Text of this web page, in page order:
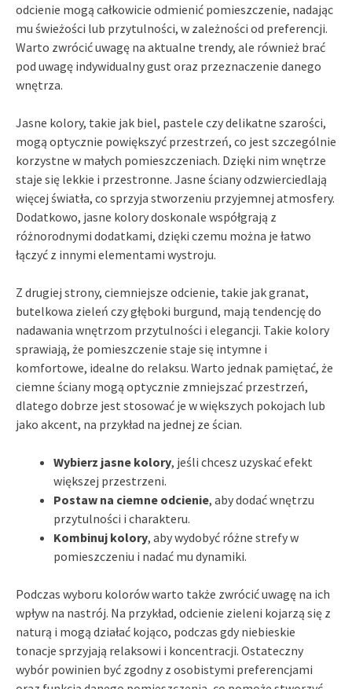
odcienie mogą całkowicie odmienić pomieszczenie, nadając
mu świeżości lub przytulności, w zależności od preferencji.
Warto zwrócić uwagę na aktualne trendy, ale również brać
pod uwagę indywidualny gust oraz przeznaczenie danego
wnętrza.
Jasne kolory, takie jak biel, pastele czy delikatne szarości,
mogą optycznie powiększyć przestrzeń, co jest szczególnie
korzystne w małych pomieszczeniach. Dzięki nim wnętrze
staje się lekkie i przestronne. Jasne ściany odzwierciedlają
więcej światła, co sprzyja stworzeniu przyjemnej atmosfery.
Dodatkowo, jasne kolory doskonale współgrają z
różnorodnymi dodatkami, dzięki czemu można je łatwo
łączyć z innymi elementami wystroju.
Z drugiej strony, ciemniejsze odcienie, takie jak granat,
butelkowa zieleń czy głęboki burgund, mają tendencję do
nadawania wnętrzom przytulności i elegancji. Takie kolory
sprawiają, że pomieszczenie staje się intymne i
komfortowe, idealne do relaksu. Warto jednak pamiętać, że
ciemne ściany mogą optycznie zmniejszać przestrzeń,
dlatego dobrze jest stosować je w większych pokojach lub
jako akcent, na przykład na jednej ze ścian.
Wybierz jasne kolory, jeśli chcesz uzyskać efekt
większej przestrzeni.
Postaw na ciemne odcienie, aby dodać wnętrzu
przytulności i charakteru.
Kombinuj kolory, aby wydobyć różne strefy w
pomieszczeniu i nadać mu dynamiki.
Podczas wyboru kolorów warto także zwrócić uwagę na ich
wpływ na nastrój. Na przykład, odcienie zieleni kojarzą się z
naturą i mogą działać kojąco, podczas gdy niebieskie
tonacje sprzyjają relaksowi i koncentracji. Ostateczny
wybór powinien być zgodny z osobistymi preferencjami